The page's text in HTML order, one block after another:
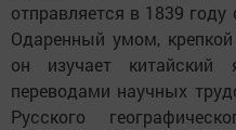
отправляется в 1839
Одаренный умом,
он изучает китайский
переводами научных
Русского